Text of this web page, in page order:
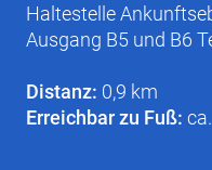
Haltestelle
Ausgang B5 und B6
Distanz: 0,9 km
Erreichbar zu Fuß: